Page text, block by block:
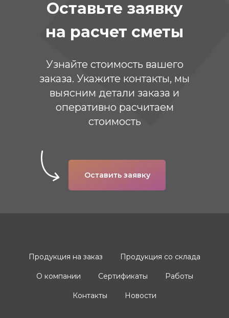
Оставьте заявку
на расчет сметы
Узнайте стоимость вашего
заказа. Укажите контакты, мы
выясним детали заказа и
оперативно расчитаем
стоимость
Оставить заявку
Продукция на заказ Продукция со склада
О компании Сертификаты Работы
Контакты Новости